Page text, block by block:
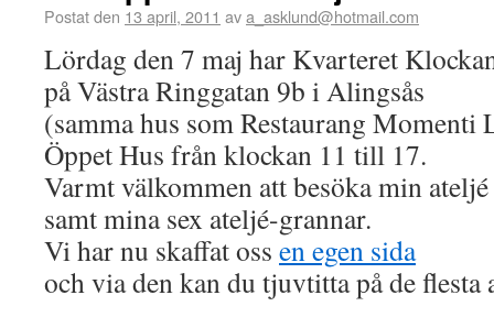
Postat den 13 april, 2011 ava_asklund@hotmail.com
Lördag den 7 maj har Kvarteret
på Västra Ringgatan 9b i Alingsås
(samma hus som Restaurang Momenti
Öppet Hus från klockan 11 till 17.
Varmt välkommen att besöka min ateljé
samt mina sex ateljé-grannar.
Vi har nu skaffat oss en egen sida
och via den kan du tjuvtitta på de flesta